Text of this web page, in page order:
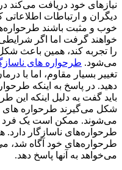
نیازهای خود دریافت می‌کند
دیگران و ارتباطات
خوب و مثبت باشند
خواهند گرفت اما اگر
را تجربه کند، همین باعث
می‌شود. طرحواره ‌های
تغییر بسیار مقاوم، اما با
دهید. در پاسخ به اینکه
باید گفت به دلیل اینکه این
شکل می‌گیرند طرحواره ‌های
می‌شوند. ممکن است یک فرد
طرحواره‌های ناسازگار دارد.
طرحواره‌های خود آگاه شد،
می‌خواهد به آنها پاسخ دهد.